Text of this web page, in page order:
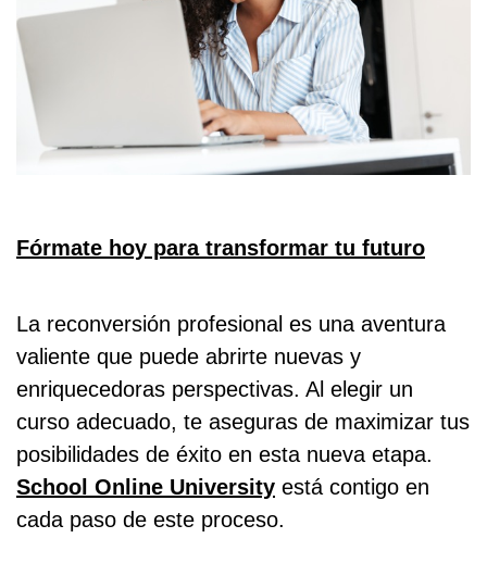
Fórmate hoy para transformar tu futuro
La reconversión profesional es una aventura
valiente que puede abrirte nuevas y
enriquecedoras perspectivas. Al elegir un
curso adecuado, te aseguras de maximizar tus
posibilidades de éxito en esta nueva etapa.
School Online University está contigo en
cada paso de este proceso.